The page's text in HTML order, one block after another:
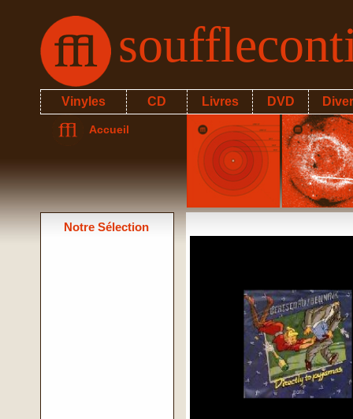
Vinyles CD Livres DVD
Accueil
Notre Sélection